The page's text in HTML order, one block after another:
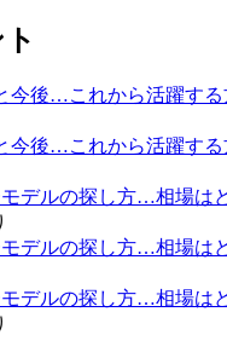
今後…これから活躍する
今後…これから活躍する
デルの探し方…相場は
デルの探し方…相場は
デルの探し方…相場は